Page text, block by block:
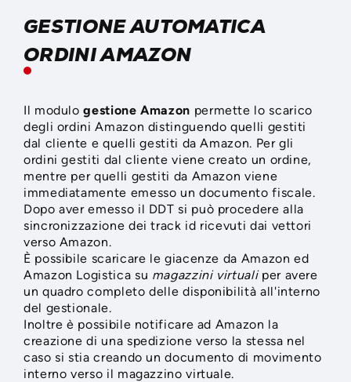
GESTIONE AUTOMATICA
ORDINI AMAZON
Il modulogestione Amazon permette lo scarico
degli ordini Amazon distinguendo quelli gestiti
dal cliente e quelli gestiti da Amazon. Per gli
ordini gestiti dal cliente viene creato un ordine,
mentre per quelli gestiti da Amazon viene
immediatamente emesso un documento fiscale.
Dopo aver emesso il DDT si può procedere alla
sincronizzazione dei track id ricevuti dai vettori
verso Amazon.
È possibile scaricare le giacenze da Amazon ed
Amazon Logistica su magazzini virtualiper avere
un quadro completo delle disponibilità all'interno
del gestionale.
Inoltre è possibile notificare ad Amazon la
creazione di una spedizione verso la stessa nel
caso si stia creando un documento di movimento
interno verso il magazzino virtuale.